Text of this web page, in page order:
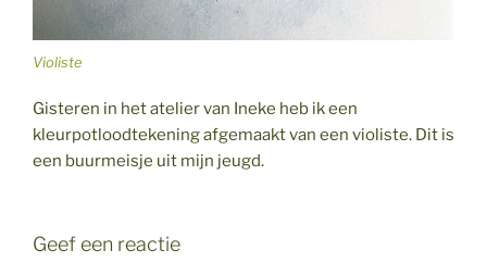
Violiste
Gisteren in het atelier van Ineke heb ik een
kleurpotloodtekening afgemaakt van een violiste. Dit is
een buurmeisje uit mijn jeugd.
Geef een reactie